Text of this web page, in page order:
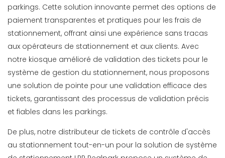
parkings. Cette solution innovante permet des options de
paiement transparentes et pratiques pour les frais de
stationnement, offrant ainsi une expérience sans tracas
aux opérateurs de stationnement et aux clients. Avec
notre kiosque amélioré de validation des tickets pour le
système de gestion du stationnement, nous proposons
une solution de pointe pour une validation efficace des
tickets, garantissant des processus de validation précis
et fiables dans les parkings.
De plus, notre distributeur de tickets de contrôle d'accès
au stationnement tout-en-un pour la solution de système